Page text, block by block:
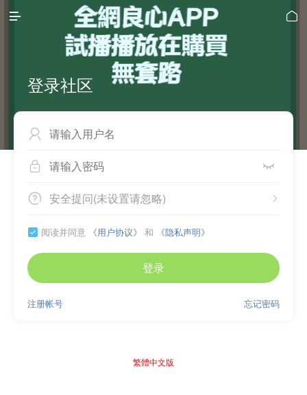
 
登录社区

 
 
安全提问(未设置请忽略)
 阅读并同意 《用户协议》 和 《隐私声明》
登录
忘记密码
注册帐号
繁體中文版